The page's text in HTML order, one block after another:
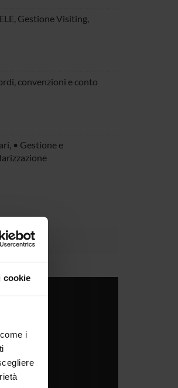
cookie
i
Gestione Visiting,
convenzioni e conto
• Gestione e